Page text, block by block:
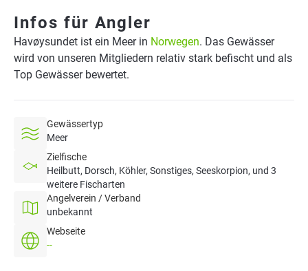
Infos für Angler
Havøysundet ist ein Meer in Norwegen. Das Gewässer
wird von unseren Mitgliedern relativ stark befischt und als
Top Gewässer bewertet.
Gewässertyp
Meer
Zielfische
Heilbutt, Dorsch, Köhler, Sonstiges, Seeskorpion, und 3
weitere Fischarten
Angelverein / Verband
unbekannt
Webseite
--